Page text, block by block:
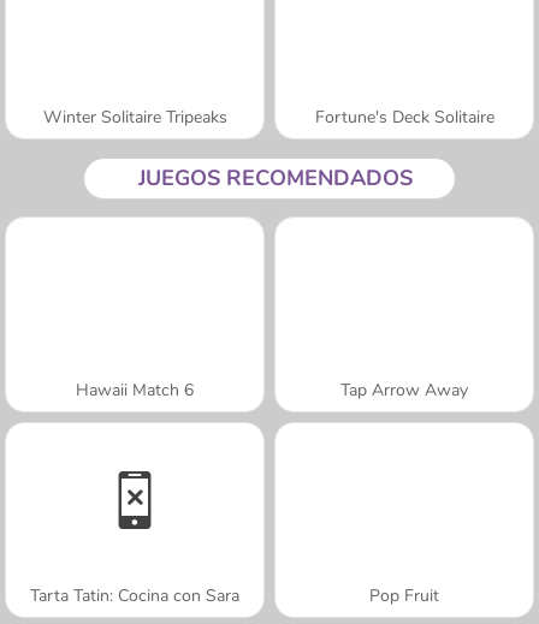
Winter Solitaire Tripeaks Fortune's Deck Solitaire
JUEGOS RECOMENDADOS
Hawaii Match 6 Tap Arrow Away
Tarta Tatin: Cocina con Sara Pop Fruit